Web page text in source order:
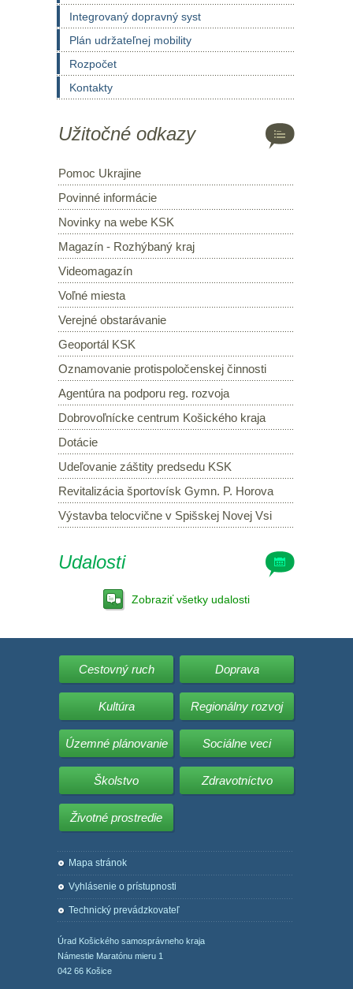
Integrovaný dopravný syst
Plán udržateľnej mobility
Rozpočet
Kontakty
Užitočné odkazy
Pomoc Ukrajine
Povinné informácie
Novinky na webe KSK
Magazín - Rozhýbaný kraj
Videomagazín
Voľné miesta
Verejné obstarávanie
Geoportál KSK
Oznamovanie protispoločenskej činnosti
Agentúra na podporu reg. rozvoja
Dobrovoľnícke centrum Košického kraja
Dotácie
Udeľovanie záštity predsedu KSK
Revitalizácia športovísk Gymn. P. Horova
Výstavba telocvične v Spišskej Novej Vsi
Udalosti
Zobraziť všetky udalosti
Cestovný ruch Doprava
Kultúra Regionálny rozvoj
Územné plánovanie Sociálne veci
Školstvo Zdravotníctvo
Životné prostredie
Mapa stránok
Vyhlásenie o prístupnosti
Technický prevádzkovateľ
Úrad Košického samosprávneho kraja
Námestie Maratónu mieru 1
042 66 Košice